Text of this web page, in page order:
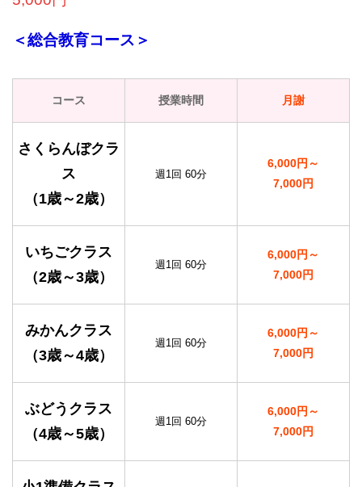
＜総合教育コース＞
コース 授業時間 月謝
さくらんぼクラ
ス
（1歳～2歳）
週1回 60分
6,000円～
7,000円
いちごクラス
（2歳～3歳）
週1回 60分
6,000円～
7,000円
みかんクラス
（3歳～4歳）
週1回 60分
6,000円～
7,000円
ぶどうクラス
（4歳～5歳）
週1回 60分
6,000円～
7,000円